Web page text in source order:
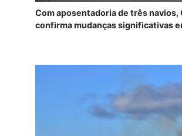
Com aposentadoria de três navios,
confirma mudanças significativas